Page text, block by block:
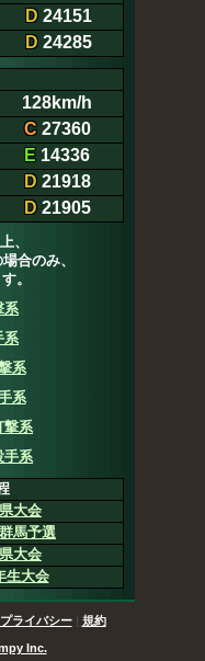
D 24151
D 24285
128km/h
C27360
E 14336
D21918
D21905
、
合のみ、
。
系
系
系
系
撃系
手系
大会
馬予選
大会
生大会
プライバシー| 規約
Inc.